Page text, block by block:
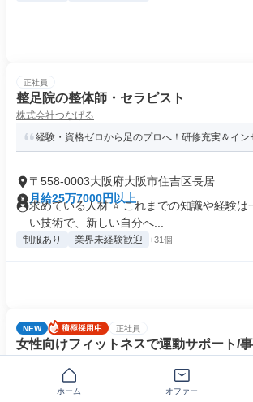
正社員
整足院の整体師・セラピスト
株式会社つなげる
経験・資格ゼロから足のプロへ！研修充実＆イン
〒558-0003大阪府大阪市住吉区長居
月給25万7000円以上
求めている人材 ⭐ これまでの知識や経験は
い技術で、新しい自分へ...
制服あり 業界未経験歓迎 +31個
NEW 正社員
女性向けフィットネスで運動サポート/
女性の「変わりたい」をサポート/週休2日/日祝休
ネイルOK※規定内
ホーム オファー